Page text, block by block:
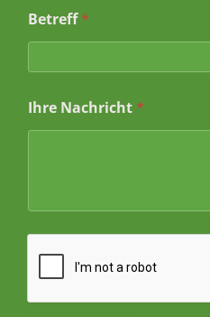
Betreff*
Ihre Nachricht *